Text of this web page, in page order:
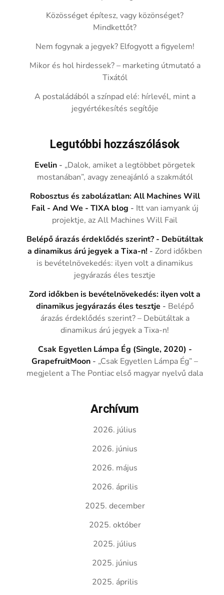
Közösséget építesz, vagy közönséget?
Mindkettőt?
Nem fogynak a jegyek? Elfogyott a figyelem!
Mikor és hol hirdessek? – marketing útmutató a
Tixától
A postaládából a színpad elé: hírlevél, mint a
jegyértékesítés segítője
Legutóbbi hozzászólások
Evelin - „Dalok, amiket a legtöbbet pörgetek
mostanában”, avagy zeneajánló a szakmától
Robosztus és zabolázatlan: All Machines Will
Fail - And We - TIXA blog - Itt van iamyank új
projektje, az All Machines Will Fail
Belépő árazás érdeklődés szerint? - Debütáltak
a dinamikus árú jegyek a Tixa-n! -Zord időkben
is bevételnövekedés: ilyen volt a dinamikus
jegyárazás éles tesztje
Zord időkben is bevételnövekedés: ilyen volt a
dinamikus jegyárazás éles tesztje - Belépő
árazás érdeklődés szerint? – Debütáltak a
dinamikus árú jegyek a Tixa-n!
Csak Egyetlen Lámpa Ég (Single, 2020) -
GrapefruitMoon - „Csak Egyetlen Lámpa Ég” –
megjelent a The Pontiac első magyar nyelvű dala
Archívum
2026. július
2026. június
2026. május
2026. április
2025. december
2025. október
2025. július
2025. június
2025. április